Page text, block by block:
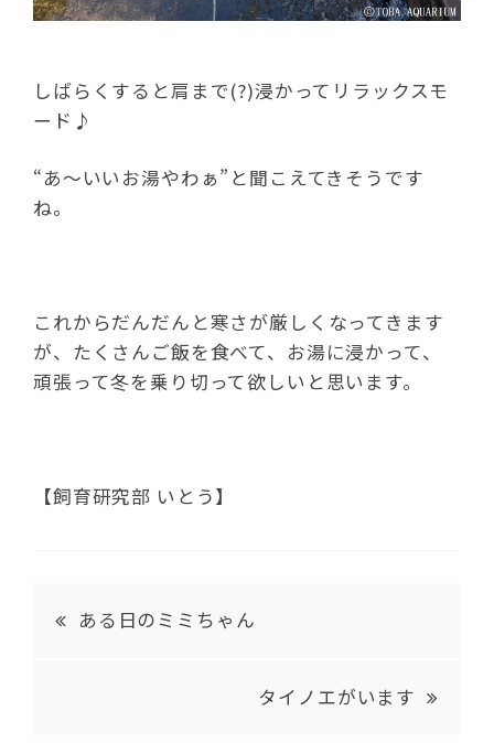
しばらくすると肩まで(?)浸かってリラックスモ
ード♪
“あ～いいお湯やわぁ”と聞こえてきそうです
ね。
これからだんだんと寒さが厳しくなってきます
が、たくさんご飯を食べて、お湯に浸かって、
頑張って冬を乗り切って欲しいと思います。
【飼育研究部 いとう】
ある日のミミちゃん
タイノエがいます